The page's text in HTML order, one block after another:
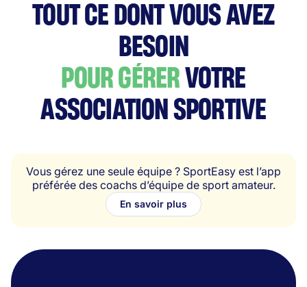
TOUT CE DONT VOUS AVEZ
BESOIN
POUR GÉRERVOTRE
ASSOCIATION SPORTIVE
Vous gérez une seule équipe ? SportEasy est l’app
préférée des coachs d’équipe de sport amateur.
En savoir plus